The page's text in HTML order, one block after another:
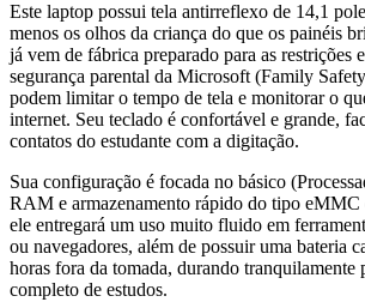
Este laptop possui tela antirreflexo de 14,1
menos os olhos da criança do que os painéis
já vem de fábrica preparado para as restrições
segurança parental da Microsoft (Family
podem limitar o tempo de tela e monitorar o
internet. Seu teclado é confortável e grande,
contatos do estudante com a digitação.
Sua configuração é focada no básico
RAM e armazenamento rápido do tipo eMMC
ele entregará um uso muito fluido em
ou navegadores, além de possuir uma bateria
horas fora da tomada, durando tranquilamente
completo de estudos.